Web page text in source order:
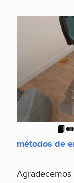
métodos de
Agradecemos